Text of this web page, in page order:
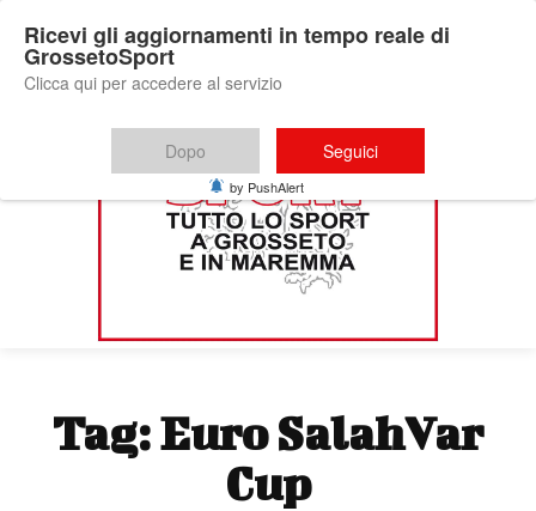
Tag:Euro SalahVar
Cup
Ricevi gli aggiornamenti in tempo reale di
GrossetoSport
Clicca qui per accedere al servizio
Dopo Seguici
by PushAlert